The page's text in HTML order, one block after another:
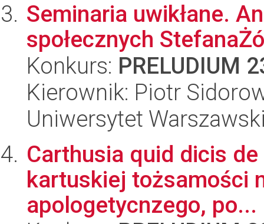
Seminaria uwikłane.
społecznych
Konkurs: PRELUDIUM
Kierownik: Piotr
Uniwersytet
Carthusia quid dicis
kartuskiej tożsamości
apologetycnzego, po...